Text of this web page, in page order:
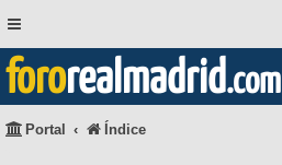
fororealmadrid.com
Portal Índice